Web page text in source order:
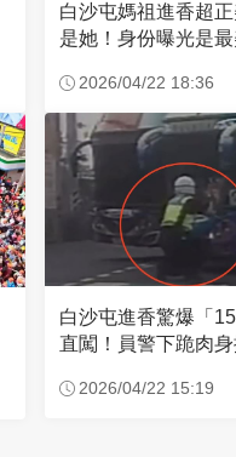
白沙屯媽祖進香超
是她！身份曝光是
2026/04/22 18:36
白沙屯進香驚爆「15
直闖！員警下跪肉
2026/04/22 15:19